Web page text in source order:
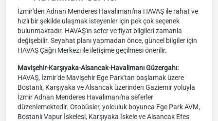
İzmir'den Adnan Menderes Havalimanı'na HAVAŞ ile rahat ve
hızlı bir şekilde ulaşmak isteyenler için pek çok seçenek
bulunmaktadır. HAVAŞ'ın sefer ve fiyat bilgileri zamanla
değişebilir. Seyahat planı yapmadan önce, güncel bilgiler için
HAVAŞ Çağrı Merkezi ile iletişime geçilmesi önerilir.
Mavişehir-Karşıyaka-Alsancak-Havalimanı Güzergahı:
HAVAŞ, İzmir'de Mavişehir Ege Park'tan başlamak üzere
Bostanlı, Karşıyaka ve Alsancak üzerinden Gaziemir yoluyla
İzmir Adnan Menderes Havalimanı'na seferler
düzenlemektedir. Otobüsler, yolculuk boyunca Ege Park AVM,
Bostanlı Vapur İskelesi, Karşıyaka İskele ve Alsancak Efes